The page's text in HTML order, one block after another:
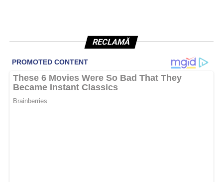
RECLAMĂ